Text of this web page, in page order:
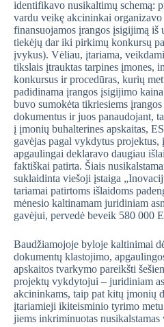
identifikavo nusikaltimų schemą:
vardu veikę akcininkai organizavo
finansuojamos įrangos įsigijimą iš
tiekėjų dar iki pirkimų konkursų
įvykus). Vėliau, įtariama,
tikslais įtrauktas tarpines įmones,
konkursus ir procedūras, kurių
padidinama įrangos įsigijimo
buvo sumokėta tikriesiems
dokumentus ir juos panaudojant,
į įmonių buhalterines apskaitas,
gavėjas pagal vykdytus projektus,
apgaulingai deklaravo daugiau
faktiškai patirta. Šiais
suklaidinta viešoji įstaiga
tariamai patirtoms išlaidoms
mėnesio kaltinamam juridiniam
gavėjui, pervedė beveik 580 000
Baudžiamojoje byloje kaltinimai
dokumentų klastojimo,
apskaitos tvarkymo pareikšti
projektų vykdytojui – juridiniam
akcininkams, taip pat kitų įmonių
įtariamieji ikiteisminio tyrimo
jiems inkriminuotas nusikalstamas